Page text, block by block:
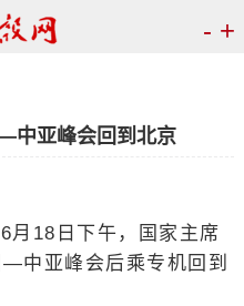
- +
中亚峰会回到北京
月18日下午，国家主席
中亚峰会后乘专机回到